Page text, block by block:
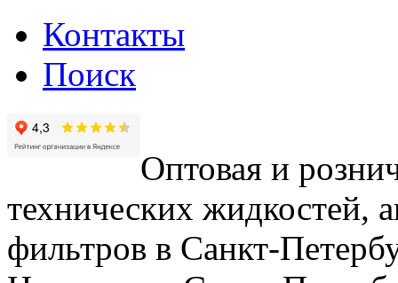
Контакты
Поиск
Оптовая и
технических жидкостей,
фильтров в Санкт-